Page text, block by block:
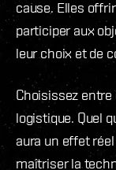
cause. Elles
participer aux
leur choix et de
Choisissez
logistique. Quel
aura un effet
maîtriser la